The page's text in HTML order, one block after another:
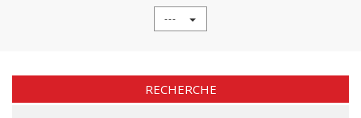
---
RECHERCHE